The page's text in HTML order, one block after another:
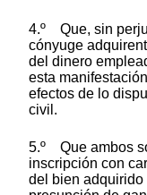
4.º Que, sin
cónyuge
del dinero
esta
efectos de lo
civil.
5.º Que ambos
inscripción con
del bien adquirido